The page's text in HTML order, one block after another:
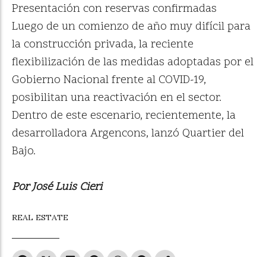
Presentación con reservas confirmadas
Luego de un comienzo de año muy difícil para
la construcción privada, la reciente
flexibilización de las medidas adoptadas por el
Gobierno Nacional frente al COVID-19,
posibilitan una reactivación en el sector.
Dentro de este escenario, recientemente, la
desarrolladora Argencons, lanzó Quartier del
Bajo.
Por José Luis Cieri
REAL ESTATE